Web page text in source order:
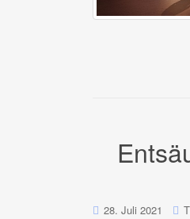
28. Juli 2021